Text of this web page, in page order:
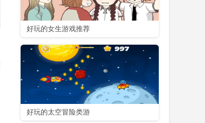
好玩的女生游戏推荐
好玩的太空冒险类游